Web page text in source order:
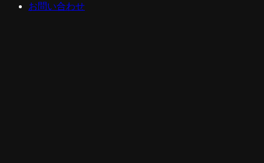
お問い合わせ